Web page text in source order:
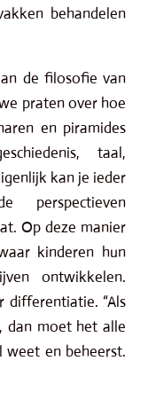
behandelen
de filosofie van
praten over hoe
en piramides
taal,
kan je ieder
perspectieven
Op deze manier
kinderen hun
ontwikkelen.
differentiatie. “Als
dan moet het alle
en beheerst.